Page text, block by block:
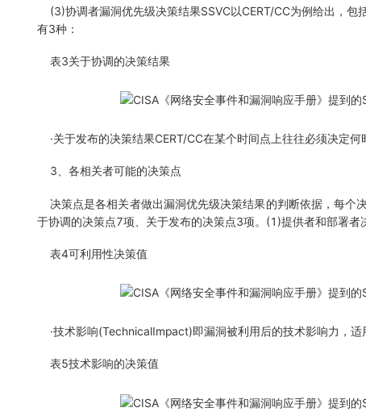
(3)协调者漏洞优先级决策结果SSVC以CERT/CC为例给出，包
有3种：
表3关于协调的决策结果
·关于发布的决策结果CERT/CC在某个时间点上往往必须决定何
3、各相关者可能的决策点
决策点是各相关者做出漏洞优先级决策结果的判断依据，每个
于协调的决策点7项、关于发布的决策点3项。(1)提供者和部署者
表4可利用性决策值
·技术影响(TechnicalImpact)即漏洞被利用后的技术影响力，适
表5技术影响的决策值